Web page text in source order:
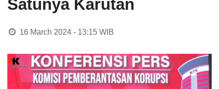
Satunya Karutan
16 March 2024 - 13:15WIB